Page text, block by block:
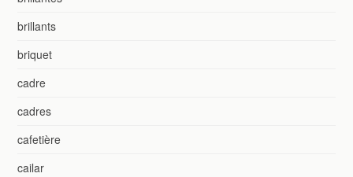
brillants
briquet
cadre
cadres
cafetière
cailar